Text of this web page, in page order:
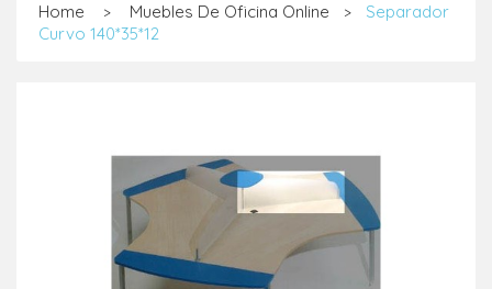
Home > Muebles De Oficina Online >
Separador
Curvo 140*35*12